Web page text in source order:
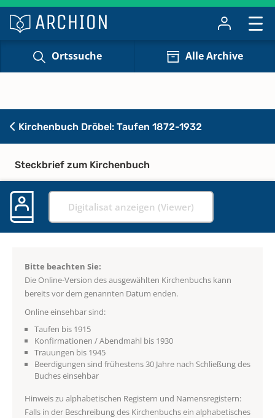
Ortssuche Alle Archive
Kirchenbuch Dröbel: Taufen 1872-1932
Steckbrief zum Kirchenbuch
Digitalisat anzeigen (Viewer)
Bitte beachten Sie:
Die Online-Version des ausgewählten Kirchenbuchs kann
bereits vor dem genannten Datum enden.
Online einsehbar sind:
Taufen bis 1915
Konfirmationen / Abendmahl bis 1930
Trauungen bis 1945
Beerdigungen sind frühestens 30 Jahre nach Schließung des
Buches einsehbar
Hinweis zu alphabetischen Registern und Namensregistern:
Falls in der Beschreibung des Kirchenbuchs ein alphabetisches